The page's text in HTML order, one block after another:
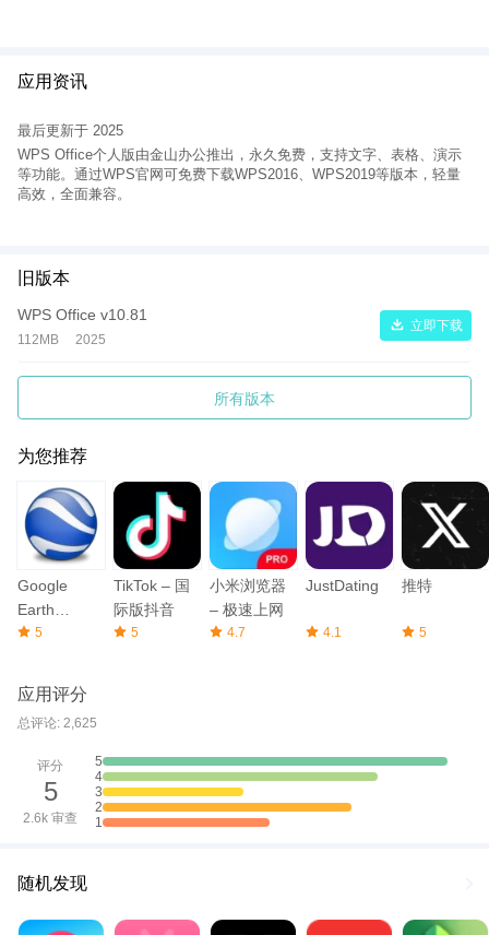
下载步骤如下：
在下载页面选择WPS个人版或所需版本（如WPS 2016、WPS
2019、WPS专业版等）。
点击免费下载按钮，根据提示完成安装。
方渠道获取。
WPS适合哪些人群？
学生群体：写论文、整理数据、制作演示文稿，全面满足学习需
：日常办公、项目分析、会议PPT制作，WPS都是高效助
手。
自由职业者
化工具。
普通家庭用户
：记账、写信、学习资料整理，一款软件即可搞定。
常见问题（FAQ）
Q1：WPS Office个人版真的永久免费吗？
A：是的，WPS个人版永久免费使用，部分高级功能可选择订阅会
员，但基本功能完全免费。
Q2：WPS和微软Office有什么区别？
A：支持，WPS已经推出Mac版，同时也支持Windows、Linux和移
Q4：我能用WPS直接编辑PDF吗？
A：可以，WPS内置PDF编辑与转换功能，方便用户快速修改与导
出。
总结
WPS Office个人版不仅是一款轻便、免费、功能全面的办公软件，
应用资讯
最后更新于 2025
WPS Office个人版由金山办公推出，永久免费，支持文字、表格、演示
等功能。通过WPS官网可免费下载WPS2016、WPS2019等版本，轻量
高效，全面兼容。
旧版本
WPS Office v10.81
112MB 2025
立即下载
所有版本
为您推荐
Google
Earth
Pro（谷歌地
5
TikTok – 国
际版抖音
5
小米浏览器
– 极速上网
4.7
JustDating
4.1
推特
5
应用评分
总评论: 2,625
评分
5
2.6k 审查
5
4
3
2
1
随机发现